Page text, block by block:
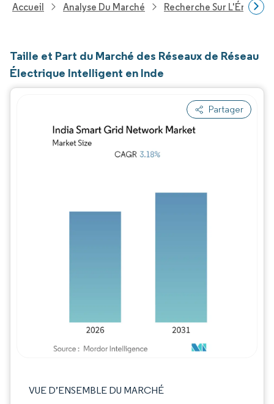
Accueil Analyse Du Marché Recherche Sur
Taille et Part du Marché des Réseaux de Réseau
Électrique Intelligent en Inde
Partager
VUE D’ENSEMBLE DU MARCHÉ